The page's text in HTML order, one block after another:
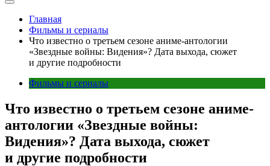
Главная
Фильмы и сериалы
Что известно о третьем сезоне аниме-антологии
«Звездные войны: Видения»? Дата выхода, сюжет
и другие подробности
Фильмы и сериалы
Что известно о третьем сезоне аниме-
антологии «Звездные войны:
Видения»? Дата выхода, сюжет
и другие подробности